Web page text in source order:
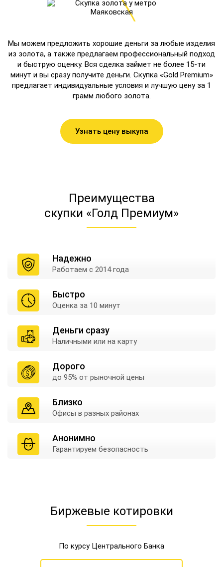
Мы можем предложить хорошие деньги за любые изделия
из золота, а также предлагаем профессиональный подход
и быструю оценку. Вся сделка займет не более 15-ти
минут и вы сразу получите деньги. Скупка «Gold Premium»
предлагает индивидуальные условия и лучшую цену за 1
грамм любого золота.
Узнать цену выкупа
Преимущества
скупки «Голд Премиум»
Надежно
Работаем с 2014 года
Быстро
Оценка за 10 минут
Деньги сразу
Наличными или на карту
Дорого
до 95% от рыночной цены
Близко
Офисы в разных районах
Анонимно
Гарантируем безопасность
Биржевые котировки
По курсу Центрального Банка